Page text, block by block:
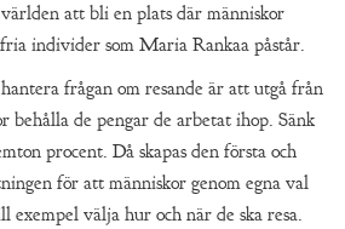
att bli en plats där människor
individer som Maria Rankaa påstår.
frågan om resande är att utgå från
behålla de pengar de arbetat ihop. Sänk
procent. Då skapas den första och
för att människor genom egna val
exempel välja hur och när de ska resa.